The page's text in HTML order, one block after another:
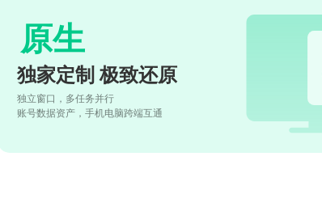
原生
独家定制 极致还原
独立窗口，多任务并行
账号数据资产，手机电脑跨端互通